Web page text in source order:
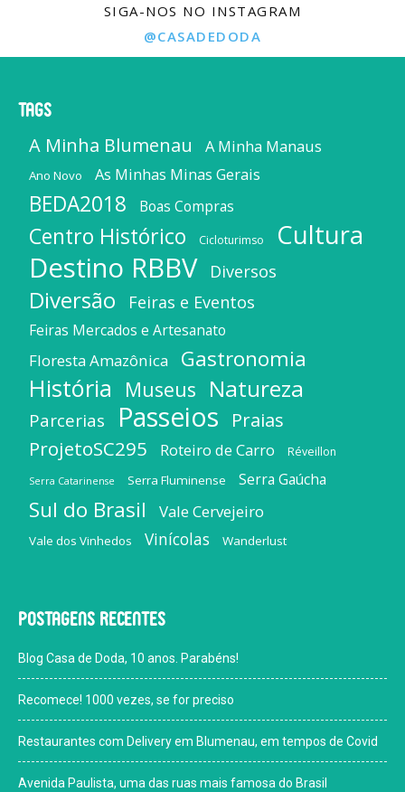
SIGA-NOS NO INSTAGRAM
@CASADEDODA
Tags
A Minha Blumenau A Minha Manaus
Ano Novo As Minhas Minas Gerais
BEDA2018 Boas Compras
Centro Histórico Cicloturimso Cultura
Destino RBBV Diversos
Diversão Feiras e Eventos
Feiras Mercados e Artesanato
Floresta Amazônica Gastronomia
História Museus Natureza
Parcerias Passeios
Praias
ProjetoSC295
Roteiro de Carro Réveillon
Serra Catarinense Serra Fluminense Serra Gaúcha
Sul do Brasil Vale Cervejeiro
Vale dos Vinhedos Vinícolas Wanderlust
Postagens recentes
Blog Casa de Doda, 10 anos. Parabéns!
Recomece! 1000 vezes, se for preciso
Restaurantes com Delivery em Blumenau, em tempos de Covid
Avenida Paulista, uma das ruas mais famosa do Brasil